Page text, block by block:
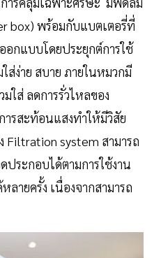
box) พร้อมกับแบตเตอรี่ที่
อกแบบโดยประยุกต์การใช้
ส่ง่าย สบาย ภายในหมวกมี
ใส่ ลดการรั่วไหลของ
ารสะท้อนแสงทำให้มีวิสัย
Filtration system สามารถ
ระกอบได้ตามการใช้งาน
ลายครั้ง เนื่องจากสามารถ